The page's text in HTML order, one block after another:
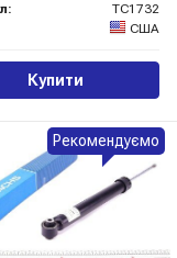
TC1732
США
Купити
Рекомендуємо